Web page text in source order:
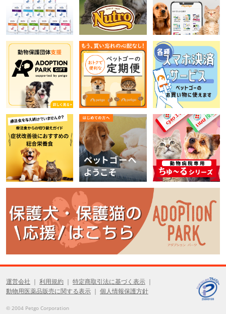
運営会社 利用規約
特定商取引法に基づく表示
動物用医薬品販売に関する表示
個人情報保護方針
© 2004 Petgo Corporation